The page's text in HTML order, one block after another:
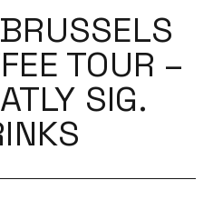
TOUR –
SIG.